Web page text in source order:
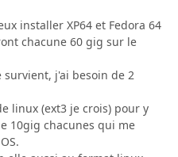
installer XP64 et Fedora 64
chacune 60 gig sur le
survient, j'ai besoin de 2
linux (ext3 je crois) pour y
10gig chacunes qui me